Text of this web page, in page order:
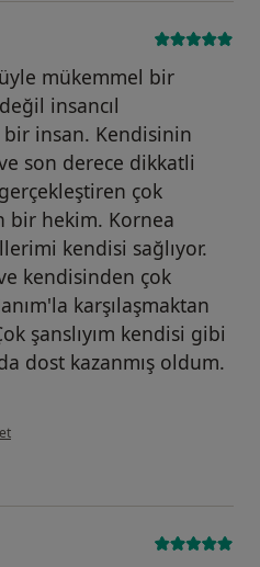
mükemmel bir
insancıl
bir insan. Kendisinin
son derece dikkatli
çok
bir hekim. Kornea
kendisi sağlıyor.
kendisinden çok
karşılaşmaktan
şanslıyım kendisi gibi
dost kazanmış oldum.
göre f....